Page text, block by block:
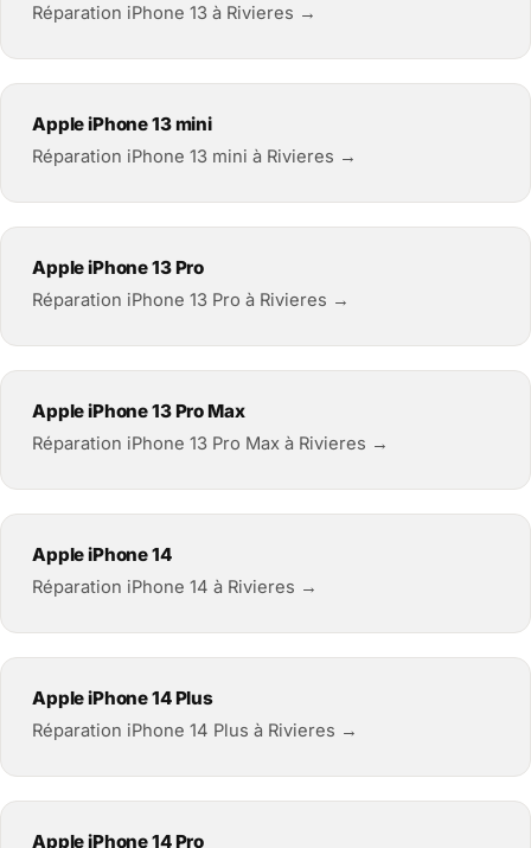
Réparation iPhone 13 à Rivieres →
Apple iPhone 13 mini
Réparation iPhone 13 mini à Rivieres →
Apple iPhone 13 Pro
Réparation iPhone 13 Pro à Rivieres →
Apple iPhone 13 Pro Max
Réparation iPhone 13 Pro Max à Rivieres →
Apple iPhone 14
Réparation iPhone 14 à Rivieres →
Apple iPhone 14 Plus
Réparation iPhone 14 Plus à Rivieres →
Apple iPhone 14 Pro